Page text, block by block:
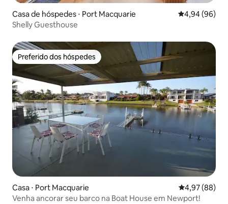
Casa de hóspedes ⋅ Port Macquarie 4,94 de uma
4,94 (96)
Shelly Guesthouse
Preferido dos hóspedes
Preferido dos hóspedes
Casa ⋅ Port Macquarie 4,97 de uma
4,97 (88)
Venha ancorar seu barco na Boat House em Newport!